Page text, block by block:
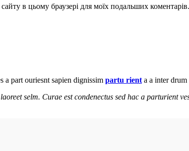
в цьому браузері для моїх подальших коментарів.
a part ouriesnt sapien dignissim partu rient a a inter
selm. Curae est condenectus sed hac a parturient